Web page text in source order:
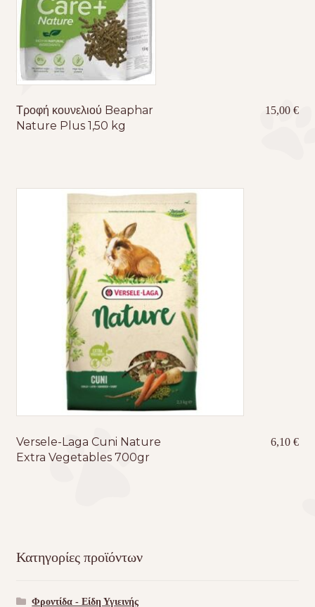
Τροφή κουνελιού Beaphar
Nature Plus 1,50 kg
15,00€
Versele-Laga Cuni Nature
Extra Vegetables 700gr
6,10€
Κατηγορίες προϊόντων
Φροντίδα - Είδη Υγιεινής